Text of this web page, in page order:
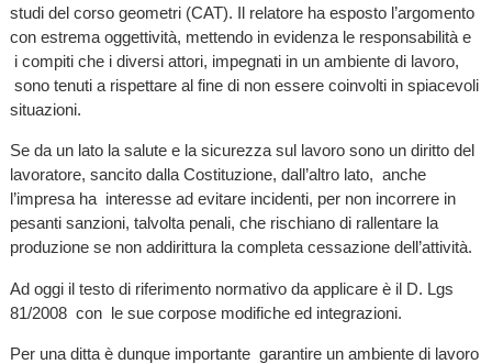
studi del corso geometri (CAT). Il relatore ha esposto l’argomento
con estrema oggettività, mettendo in evidenza le responsabilità e
i compiti che i diversi attori, impegnati in un ambiente di lavoro,
sono tenuti a rispettare al fine di non essere coinvolti in spiacevoli
situazioni.
Se da un lato la salute e la sicurezza sul lavoro sono un diritto del
lavoratore, sancito dalla Costituzione, dall’altro lato, anche
l’impresa ha interesse ad evitare incidenti, per non incorrere in
pesanti sanzioni, talvolta penali, che rischiano di rallentare la
produzione se non addirittura la completa cessazione dell’attività.
Ad oggi il testo di riferimento normativo da applicare è il D. Lgs
81/2008 con le sue corpose modifiche ed integrazioni.
Per una ditta è dunque importante garantire un ambiente di lavoro